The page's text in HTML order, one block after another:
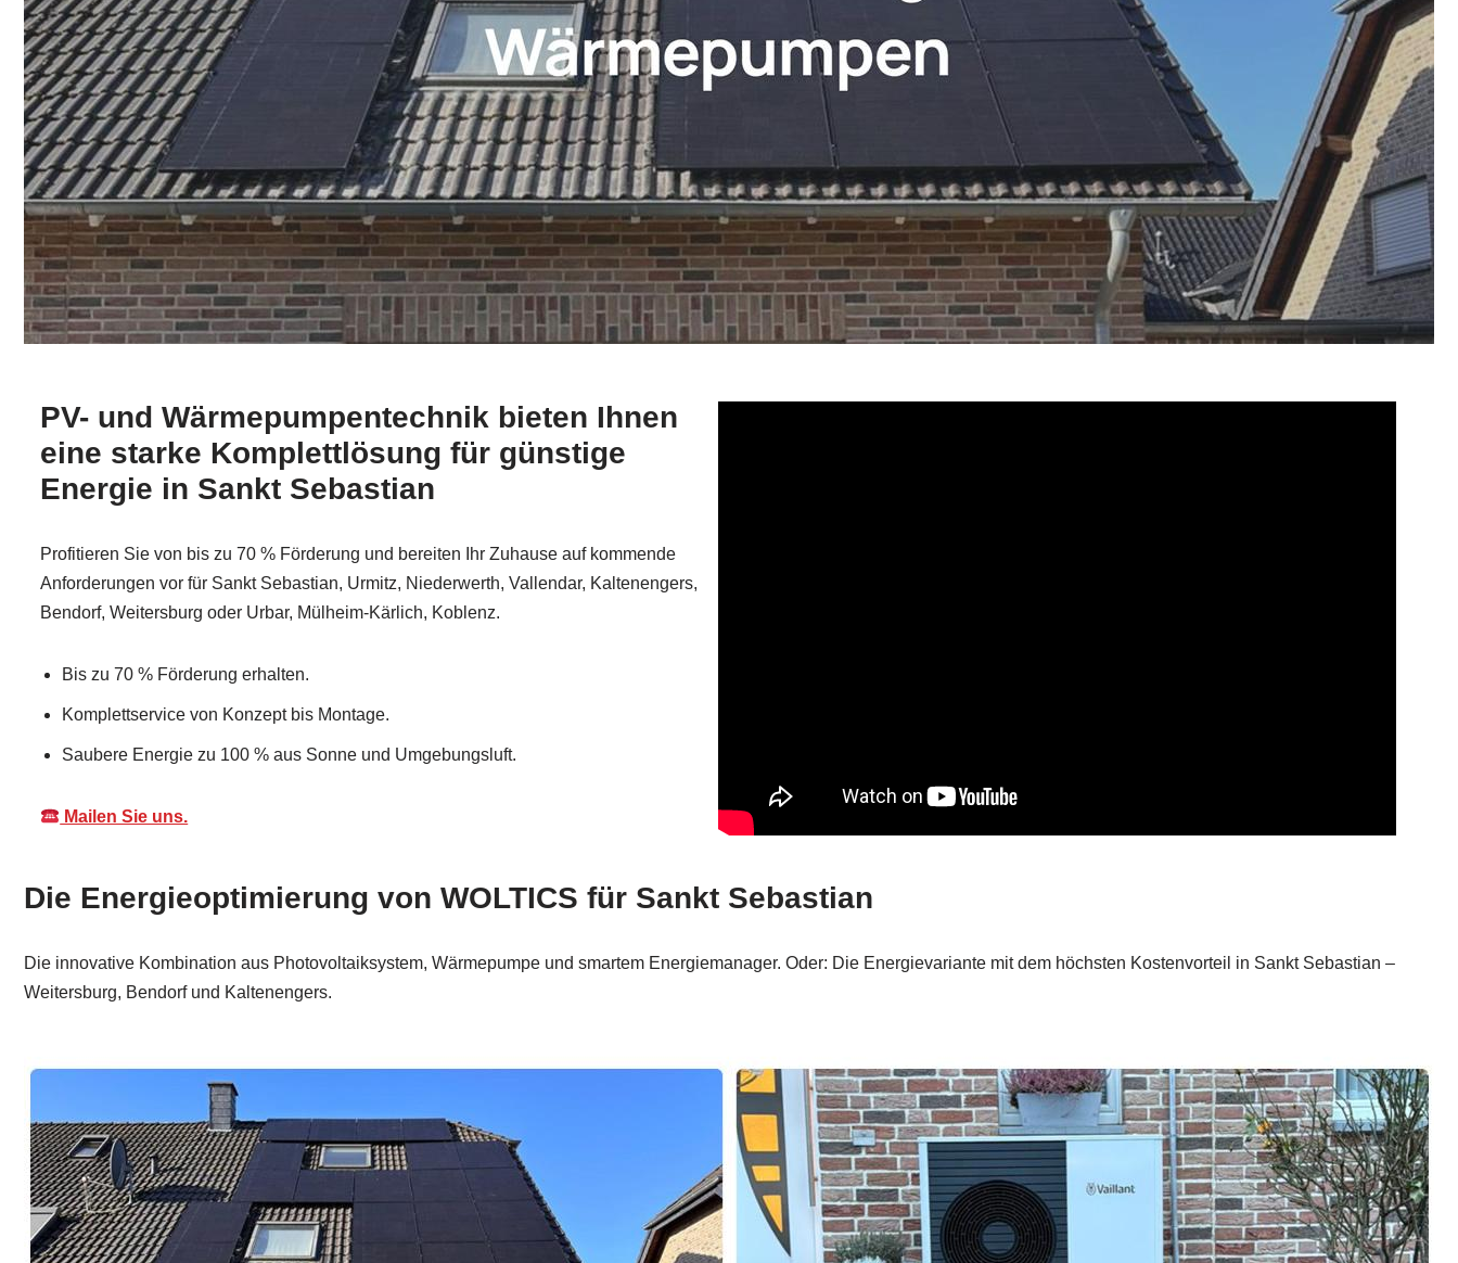
PV- und Wärmepumpentechnik bieten Ihnen
eine starke Komplettlösung für günstige
Energie in Sankt Sebastian
Profitieren Sie von bis zu 70 % Förderung und bereiten Ihr Zuhause auf kommende
Anforderungen vor für Sankt Sebastian, Urmitz, Niederwerth, Vallendar, Kaltenengers,
Bendorf, Weitersburg oder Urbar, Mülheim-Kärlich, Koblenz.
Bis zu 70 % Förderung erhalten.
Komplettservice von Konzept bis Montage.
Saubere Energie zu 100 % aus Sonne und Umgebungsluft.
Mailen Sie uns.
Die Energieoptimierung von WOLTICS für Sankt Sebastian
Die innovative Kombination aus Photovoltaiksystem, Wärmepumpe und smartem Energiemanager. Oder: Die Energievariante mit dem höchsten Kostenvorteil in Sankt Sebastian –
Weitersburg, Bendorf und Kaltenengers.